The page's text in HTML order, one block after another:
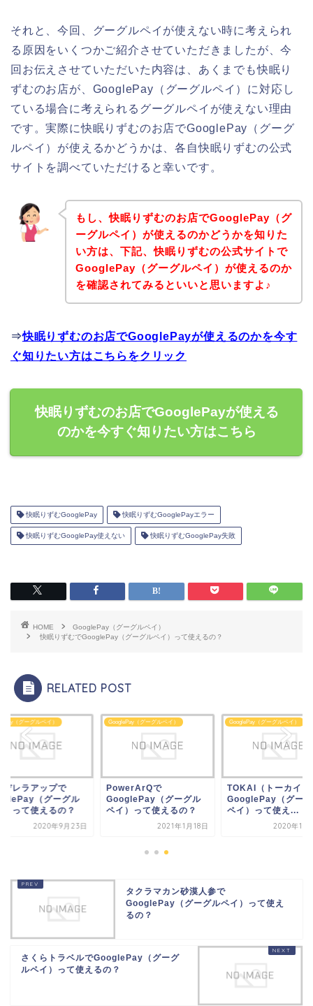
それと、今回、グーグルペイが使えない時に考えられ
る原因をいくつかご紹介させていただきましたが、今
回お伝えさせていただいた内容は、あくまでも快眠り
ずむのお店が、GooglePay（グーグルペイ）に対応し
ている場合に考えられるグーグルペイが使えない理由
です。実際に快眠りずむのお店でGooglePay（グーグ
ルペイ）が使えるかどうかは、各自快眠りずむの公式
サイトを調べていただけると幸いです。
もし、快眠りずむのお店でGooglePay（グ
ーグルペイ）が使えるのかどうかを知りた
い方は、下記、快眠りずむの公式サイトで
GooglePay（グーグルペイ）が使えるのか
を確認されてみるといいと思いますよ♪
⇒快眠りずむのお店でGooglePayが使えるのかを今す
ぐ知りたい方はこちらをクリック
快眠りずむのお店でGooglePayが使える
のかを今すぐ知りたい方はこちら
快眠りずむGooglePay 快眠りずむGooglePayエラー
快眠りずむGooglePay使えない 快眠りずむGooglePay失敗
HOME
GooglePay（グーグルペイ）
快眠りずむでGooglePay（グーグルペイ）って使えるの？
RELATED POST
（グーグルペイ）
で
（グーグル
）って使えるの？
2021年1月18日
GooglePay（グーグルペイ）
TOKAI（トーカイ）で
GooglePay（グーグル
ペイ）って使え...
2020年11月12日
GooglePay（グーグルペイ）
シンデレラアップで
GooglePay（グー
ペイ）って使えるの
2020年9
タクラマカン砂漠人参で
GooglePay（グーグルペイ）って使え
るの？
さくらトラベルでGooglePay（グーグ
ルペイ）って使えるの？